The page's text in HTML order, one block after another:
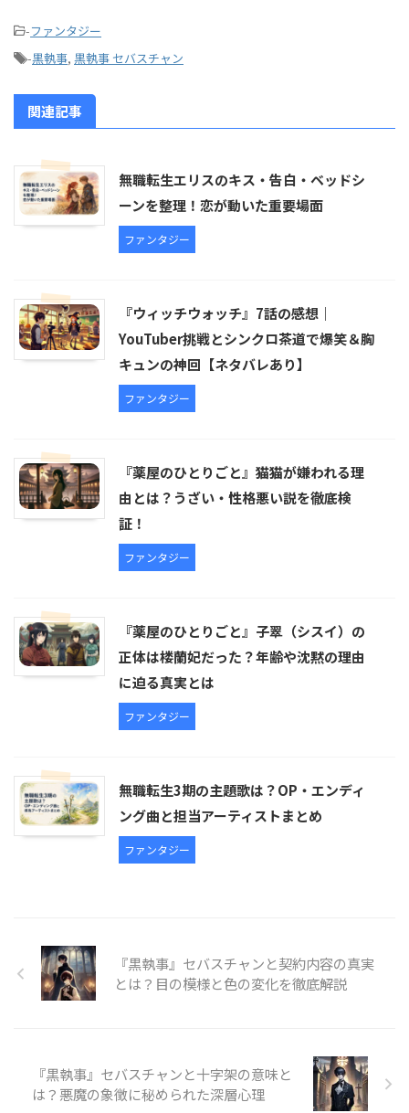
-ファンタジー
-黒執事, 黒執事 セバスチャン
関連記事
無職転生エリスのキス・告白・ベッドシ
ーンを整理！恋が動いた重要場面
ファンタジー
『ウィッチウォッチ』7話の感想｜
YouTuber挑戦とシンクロ茶道で爆笑＆胸
キュンの神回【ネタバレあり】
ファンタジー
『薬屋のひとりごと』猫猫が嫌われる理
由とは？うざい・性格悪い説を徹底検
証！
ファンタジー
『薬屋のひとりごと』子翠（シスイ）の
正体は楼蘭妃だった？年齢や沈黙の理由
に迫る真実とは
ファンタジー
無職転生3期の主題歌は？OP・エンディ
ング曲と担当アーティストまとめ
ファンタジー
『黒執事』セバスチャンと契約内容の真実
とは？目の模様と色の変化を徹底解説
『黒執事』セバスチャンと十字架の意味と
は？悪魔の象徴に秘められた深層心理